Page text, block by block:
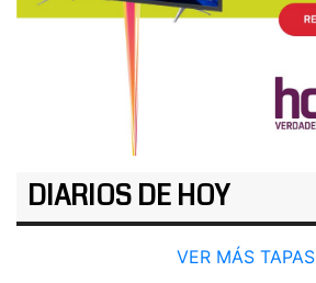
DIARIOS DE HOY
VER MÁS TAPAS